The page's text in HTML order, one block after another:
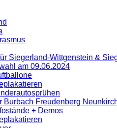
Siegerland-Wittgenstein &
am 09.06.2024
Burbach Freudenberg
+ Demos